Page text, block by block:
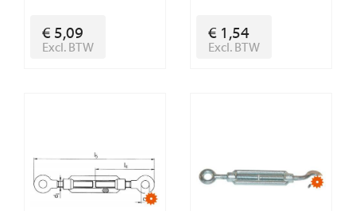
€ 5,09
Excl. BTW
€ 1,54
Excl. BTW